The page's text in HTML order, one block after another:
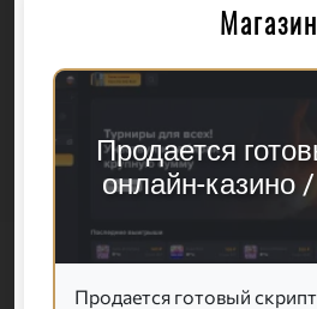
Магазин
Продается
онлайн-казино
Продается готовый